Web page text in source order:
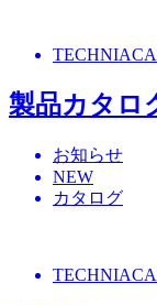
製品カタロ
お知らせ
NEW
カタログ